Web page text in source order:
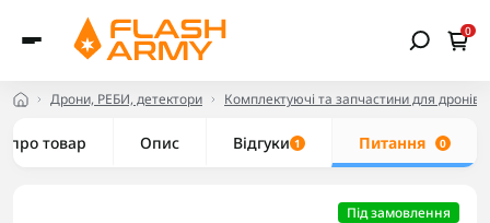
0
Дрони, РЕБИ, детектори Комплектуючі та запчастини для дронів
про товар Опис Відгуки 1 Питання 0
Під замовлення